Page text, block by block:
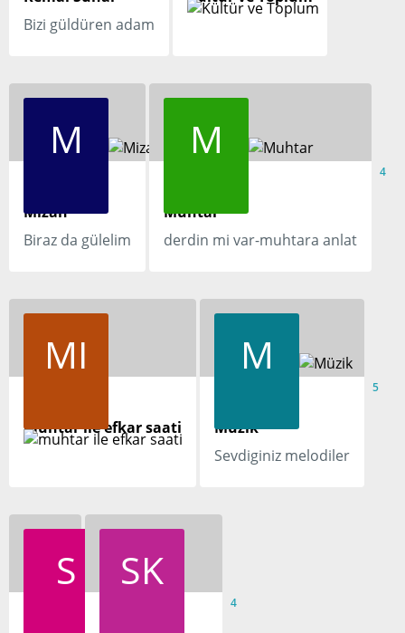
Bizi güldüren adam
M
Mizah
Biraz da gülelim
M
4
Muhtar
derdin mi var-muhtara anlat
MI
muhtar ile efkar saati
M
5
Müzik
Sevdiginiz melodiler
S SK
4